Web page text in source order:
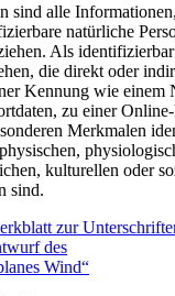
sind alle
natürliche
Als
die direkt oder
Kennung wie einem
zu einer
Merkmalen
kulturellen oder
sind.
zur
des
Wind“